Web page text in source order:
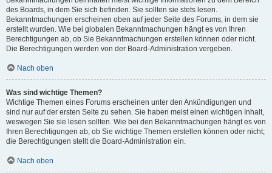
des Boards, in dem Sie sich befinden. Sie sollten sie stets lesen.
Bekanntmachungen erscheinen oben auf jeder Seite des Forums, in dem sie
erstellt wurden. Wie bei globalen Bekanntmachungen hängt es von Ihren
Berechtigungen ab, ob Sie Bekanntmachungen erstellen können oder nicht.
Die Berechtigungen werden von der Board-Administration vergeben.
Nach oben
Was sind wichtige Themen?
Wichtige Themen eines Forums erscheinen unter den Ankündigungen und
sind nur auf der ersten Seite zu sehen. Sie haben meist einen wichtigen Inhalt,
weswegen Sie sie lesen sollten. Wie bei den Bekanntmachungen hängt es von
Ihren Berechtigungen ab, ob Sie wichtige Themen erstellen können oder nicht;
die Berechtigungen stellt die Board-Administration ein.
Nach oben